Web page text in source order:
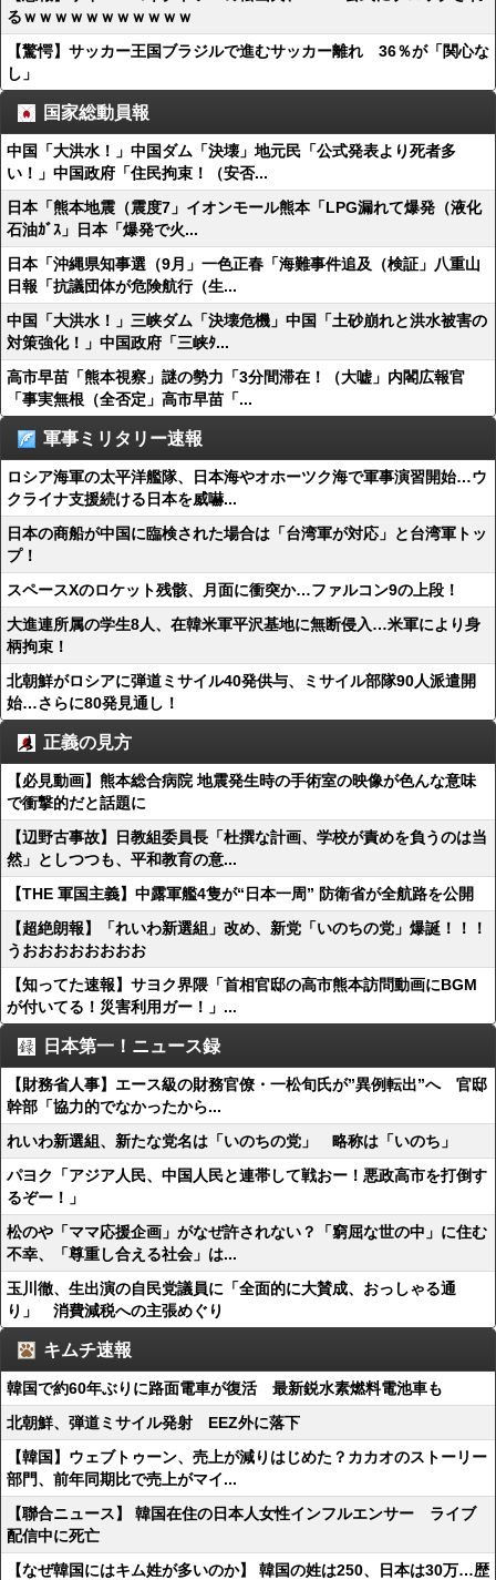
るｗｗｗｗｗｗｗｗｗｗｗ
【驚愕】サッカー王国ブラジルで進むサッカー離れ 36％が「関心な
し」
国家総動員報
中国「大洪水！」中国ダム「決壊」地元民「公式発表より死者多
い！」中国政府「住民拘束！（安否...
日本「熊本地震（震度7」イオンモール熊本「LPG漏れて爆発（液化
石油ｶﾞｽ」日本「爆発で火...
日本「沖縄県知事選（9月」一色正春「海難事件追及（検証」八重山
日報「抗議団体が危険航行（生...
中国「大洪水！」三峡ダム「決壊危機」中国「土砂崩れと洪水被害の
対策強化！」中国政府「三峡ﾀ...
高市早苗「熊本視察」謎の勢力「3分間滞在！（大嘘」内閣広報官
「事実無根（全否定」高市早苗「...
軍事ミリタリー速報
ロシア海軍の太平洋艦隊、日本海やオホーツク海で軍事演習開始…ウ
クライナ支援続ける日本を威嚇...
日本の商船が中国に臨検された場合は「台湾軍が対応」と台湾軍トッ
プ！
スペースXのロケット残骸、月面に衝突か…ファルコン9の上段！
大進連所属の学生8人、在韓米軍平沢基地に無断侵入…米軍により身
柄拘束！
北朝鮮がロシアに弾道ミサイル40発供与、ミサイル部隊90人派遣開
始…さらに80発見通し！
正義の見方
【必見動画】熊本総合病院 地震発生時の手術室の映像が色んな意味
で衝撃的だと話題に
【辺野古事故】日教組委員長「杜撰な計画、学校が責めを負うのは当
然」としつつも、平和教育の意...
【THE 軍国主義】中露軍艦4隻が“日本一周” 防衛省が全航路を公開
【超絶朗報】「れいわ新選組」改め、新党「いのちの党」爆誕！！！
うおおおおおおおお
【知ってた速報】サヨク界隈「首相官邸の高市熊本訪問動画にBGM
が付いてる！災害利用ガー！」...
日本第一！ニュース録
【財務省人事】エース級の財務官僚・一松旬氏が”異例転出”へ 官邸
幹部「協力的でなかったから...
れいわ新選組、新たな党名は「いのちの党」 略称は「いのち」
パヨク「アジア人民、中国人民と連帯して戦おー！悪政高市を打倒す
るぞー！」
松のや「ママ応援企画」がなぜ許されない？「窮屈な世の中」に住む
不幸、「尊重し合える社会」は...
玉川徹、生出演の自民党議員に「全面的に大賛成、おっしゃる通
り」 消費減税への主張めぐり
キムチ速報
韓国で約60年ぶりに路面電車が復活 最新鋭水素燃料電池車も
北朝鮮、弾道ミサイル発射 EEZ外に落下
【韓国】ウェブトゥーン、売上が減りはじめた？カカオのストーリー
部門、前年同期比で売上がマイ...
【聯合ニュース】 韓国在住の日本人女性インフルエンサー ライブ
配信中に死亡
【なぜ韓国にはキム姓が多いのか】 韓国の姓は250、日本は30万…歴